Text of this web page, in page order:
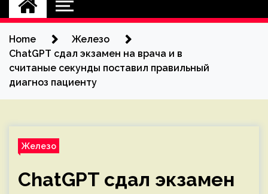
Home
Железо
ChatGPT сдал экзамен на врача и в
считаные секунды поставил правильный
диагноз пациенту
Железо
ChatGPT сдал экзамен